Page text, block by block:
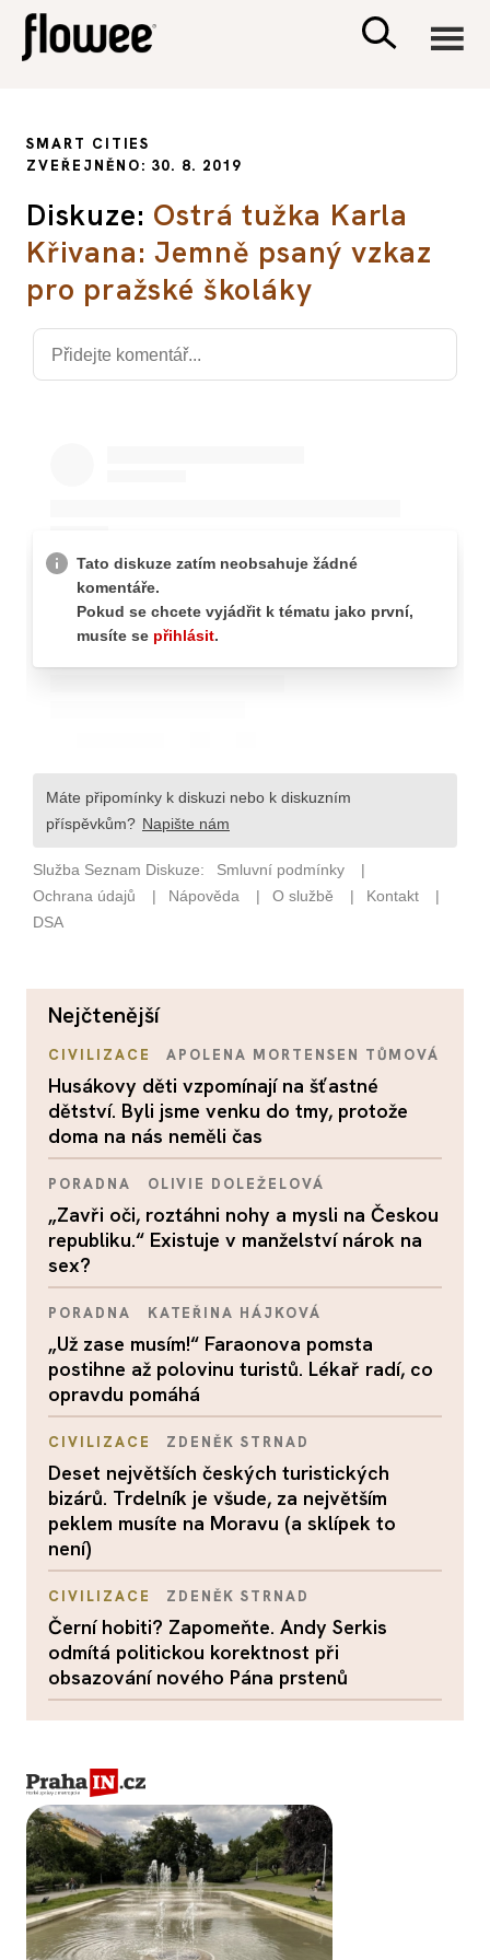
PSYCHOLOGIE
SEX A VZTAHY
SMART CITIES
ZVEŘEJNĚNO: 30. 8. 2019
Diskuze: Ostrá tužka Karla
Křivana: Jemně psaný vzkaz
pro pražské školáky
nejčtenější
CIVILIZACE APOLENA MORTENSEN TŮMOVÁ
Husákovy děti vzpomínají na šťastné
dětství. Byli jsme venku do tmy, protože
doma na nás neměli čas
PORADNA OLIVIE DOLEŽELOVÁ
„Zavři oči, roztáhni nohy a mysli na Českou
republiku.“ Existuje v manželství nárok na
sex?
PORADNA KATEŘINA HÁJKOVÁ
„Už zase musím!“ Faraonova pomsta
postihne až polovinu turistů. Lékař radí, co
opravdu pomáhá
CIVILIZACE ZDENĚK STRNAD
Deset největších českých turistických
bizárů. Trdelník je všude, za největším
peklem musíte na Moravu (a sklípek to
není)
CIVILIZACE ZDENĚK STRNAD
Černí hobiti? Zapomeňte. Andy Serkis
odmítá politickou korektnost při
obsazování nového Pána prstenů